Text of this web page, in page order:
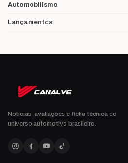
Automobilismo
Lançamentos
Notícias, avaliações e ficha técnica do
universo automotivo brasileiro.